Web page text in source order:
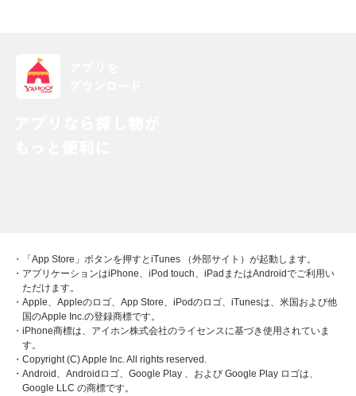
・「App Store」ボタンを押すとiTunes （外部サイト）が起動します。
・アプリケーションはiPhone、iPod touch、iPadまたはAndroidでご利用い
ただけます。
・Apple、Appleのロゴ、App Store、iPodのロゴ、iTunesは、米国および他
国のApple Inc.の登録商標です。
・iPhone商標は、アイホン株式会社のライセンスに基づき使用されていま
す。
・Copyright (C) Apple Inc. All rights reserved.
・Android、Androidロゴ、Google Play 、および Google Play ロゴは、
Google LLC の商標です。